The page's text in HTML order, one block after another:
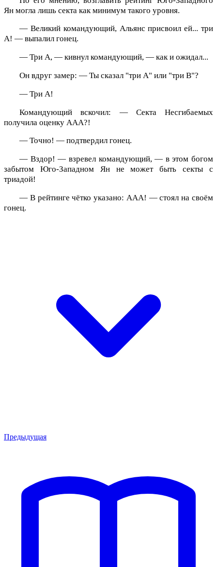
Ян могла лишь секта как минимум такого уровня.
— Великий командующий, Альянс присвоил ей... три
А! — выпалил гонец.
— Три А, — кивнул командующий, — как и ожидал...
Он вдруг замер: — Ты сказал "три А" или "три В"?
— Три А!
Командующий вскочил: — Секта Несгибаемых
получила оценку ААА?!
— Точно! — подтвердил гонец.
— Вздор! — взревел командующий, — в этом богом
забытом Юго-Западном Ян не может быть секты с
триадой!
— В рейтинге чётко указано: ААА! — стоял на своём
гонец.
Предыдущая